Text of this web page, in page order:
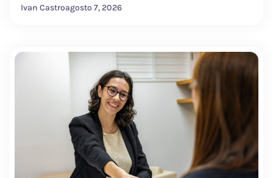
Ivan Castroagosto 7, 2026